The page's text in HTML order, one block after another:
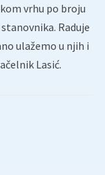
vrhu po broju
Raduje
ulažemo u njih i
Lasić.